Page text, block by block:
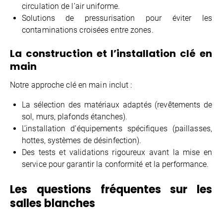
circulation de l’air uniforme.
Solutions de pressurisation pour éviter les
contaminations croisées entre zones.
La construction et l’installation clé en
main
Notre approche clé en main inclut :
La sélection des matériaux adaptés (revêtements de
sol, murs, plafonds étanches).
L’installation d’équipements spécifiques (paillasses,
hottes, systèmes de désinfection).
Des tests et validations rigoureux avant la mise en
service pour garantir la conformité et la performance.
Les questions fréquentes sur les
salles blanches